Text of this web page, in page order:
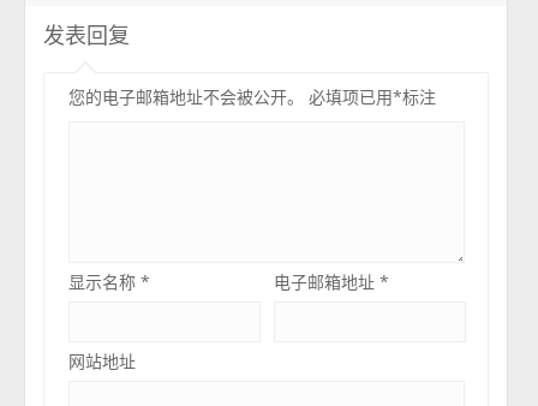
发表回复
您的电子邮箱地址不会被公开。 必填项已用*标注
显示名称* 电子邮箱地址*
网站地址